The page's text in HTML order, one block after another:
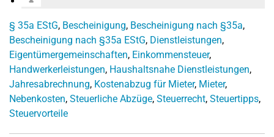
§ 35a EStG, Bescheinigung, Bescheinigung nach §35a,
Bescheinigung nach §35a EStG, Dienstleistungen,
Eigentümergemeinschaften, Einkommensteuer,
Handwerkerleistungen, Haushaltsnahe Dienstleistungen,
Jahresabrechnung, Kostenabzug für Mieter, Mieter,
Nebenkosten, Steuerliche Abzüge, Steuerrecht, Steuertipps,
Steuervorteile